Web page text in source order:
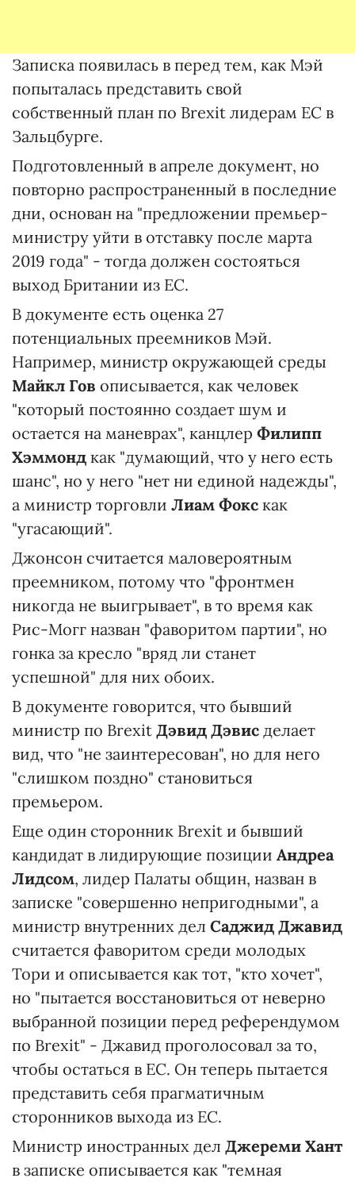
Записка появилась в перед тем, как Мэй
попыталась представить свой
собственный план по Brexit лидерам ЕС в
Зальцбурге.
Подготовленный в апреле документ, но
повторно распространенный в последние
дни, основан на "предложении премьер-
министру уйти в отставку после марта
2019 года" - тогда должен состояться
выход Британии из ЕС.
В документе есть оценка 27
потенциальных преемников Мэй.
Например, министр окружающей среды
Майкл Гов описывается, как человек
"который постоянно создает шум и
остается на маневрах", канцлер Филипп
Хэммонд как "думающий, что у него есть
шанс", но у него "нет ни единой надежды",
а министр торговли Лиам Фокс как
"угасающий".
Джонсон считается маловероятным
преемником, потому что "фронтмен
никогда не выигрывает", в то время как
Рис-Могг назван "фаворитом партии", но
гонка за кресло "вряд ли станет
успешной" для них обоих.
В документе говорится, что бывший
министр по Brexit Дэвид Дэвис делает
вид, что "не заинтересован", но для него
"слишком поздно" становиться
премьером.
Еще один сторонник Brexit и бывший
кандидат в лидирующие позиции Андреа
Лидсом, лидер Палаты общин, назван в
записке "совершенно непригодными", а
министр внутренних дел Саджид Джавид
считается фаворитом среди молодых
Тори и описывается как тот, "кто хочет",
но "пытается восстановиться от неверно
выбранной позиции перед референдумом
по Brexit" - Джавид проголосовал за то,
чтобы остаться в ЕС. Он теперь пытается
представить себя прагматичным
сторонников выхода из ЕС.
Министр иностранных дел Джереми Хант
в записке описывается как "темная